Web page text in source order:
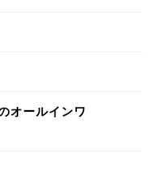
オールインワ